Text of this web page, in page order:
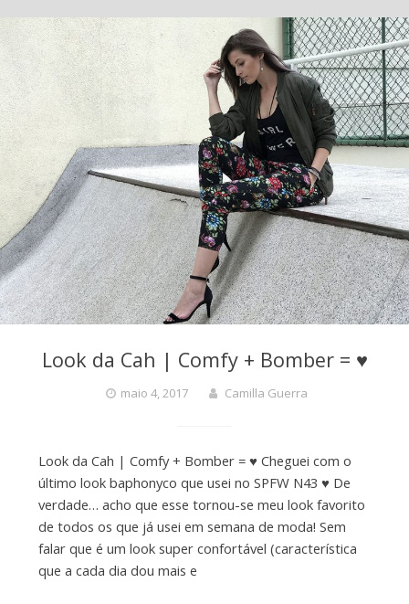
Look da Cah | Comfy + Bomber = ♥️
maio 4, 2017 Camilla Guerra
Look da Cah | Comfy + Bomber = ♥️ Cheguei com o
último look baphonyco que usei no SPFW N43 ♥️ De
verdade… acho que esse tornou-se meu look favorito
de todos os que já usei em semana de moda! Sem
falar que é um look super confortável (característica
que a cada dia dou mais e